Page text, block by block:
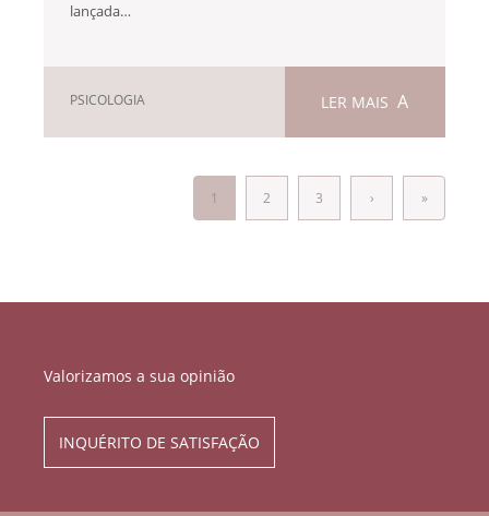
lançada…
PSICOLOGIA LER MAIS
1 2 3 › »
Valorizamos a sua opinião
INQUÉRITO DE SATISFAÇÃO